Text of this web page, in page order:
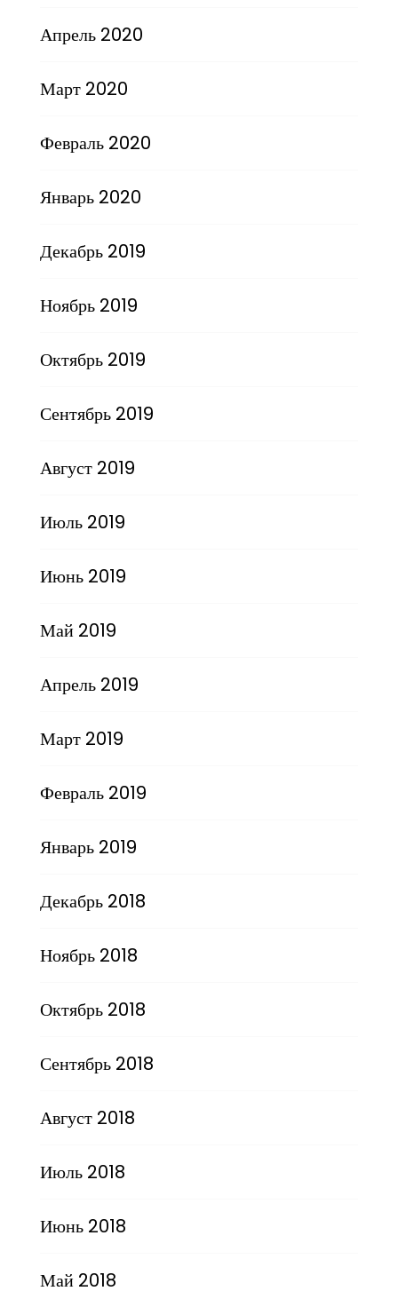
Апрель 2020
Март 2020
Февраль 2020
Январь 2020
Декабрь 2019
Ноябрь 2019
Октябрь 2019
Сентябрь 2019
Август 2019
Июль 2019
Июнь 2019
Май 2019
Апрель 2019
Март 2019
Февраль 2019
Январь 2019
Декабрь 2018
Ноябрь 2018
Октябрь 2018
Сентябрь 2018
Август 2018
Июль 2018
Июнь 2018
Май 2018